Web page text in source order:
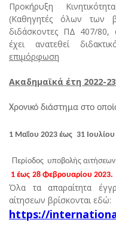
Προκήρυξη
(Καθηγητές όλων των
διδάσκοντες ΠΔ 407/80,
έχει ανατεθεί
επιμόρφωση
Ακαδημαϊκά έτη 2022-
Χρονικό διάστημα στο
1 Μαΐου 2023 έως 31
Περίοδος υποβολής
1 έως 28 Φεβρουαρίου 2023.
Όλα τα απαραίτητα
αίτησεων βρίσκονται εδώ:
https://